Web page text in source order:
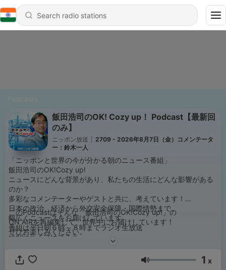
飯田浩司のOK! Cozy up！ Podcast【最新回
のみ】
ニッポン放送
2709 - 2026年8月7日（金）コメンテータ
ー：鈴木一人
「ニッポンと世界の今が分かる朝のニュース番組」
飯田浩司のOK!Cozy up!
ニュースにどんな背景があり、私たちの生活にどんな影響がある
のか？
多彩なコメンテーターやゲストと共に、考えています！
日本の政治、経済から外交安全保障・国際情勢まで、
幅広くニュースをお届けしています。
番組は平日朝６時～８時までラジオ生放送
radikoライブはコチラ
このPodcastはそんな「飯田浩司のOK!Cozy up!」の
ON AIRを再編集して、世界中にお届けしています！
ぜひお楽しみください。
Volume 1 x